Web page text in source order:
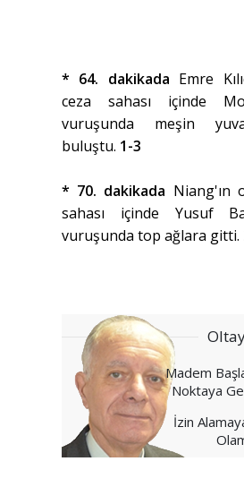
* 64. dakikada Emre
ceza sahası içinde
vuruşunda meşin
buluştu. 1-3
* 70. dakikada Niang'ın
sahası içinde Yusuf
vuruşunda top ağlara gitti.
Madem
Noktaya
İzin